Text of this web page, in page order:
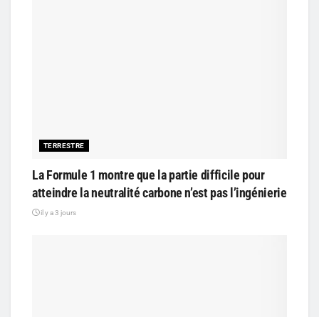
TERRESTRE
La Formule 1 montre que la partie difficile pour
atteindre la neutralité carbone n’est pas l’ingénierie
il y a 3 jours